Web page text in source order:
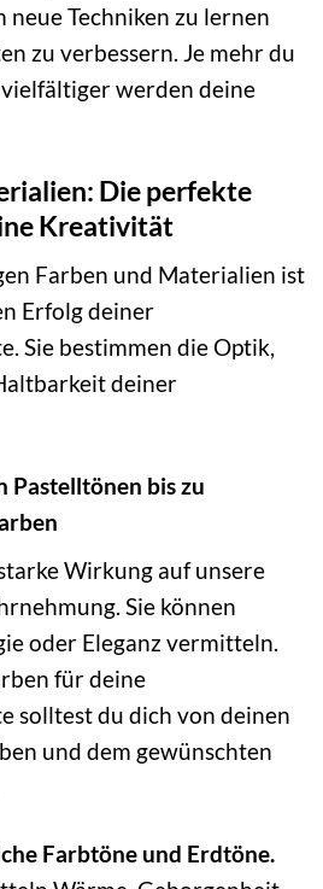
neue Techniken zu lernen
zu verbessern. Je mehr du
werden deine
Die perfekte
Kreativität
Farben und Materialien ist
Erfolg deiner
Sie bestimmen die Optik,
deiner
Pastelltönen bis zu
Wirkung auf unsere
Sie können
oder Eleganz vermitteln.
für deine
solltest du dich von deinen
und dem gewünschten
Farbtöne und Erdtöne.